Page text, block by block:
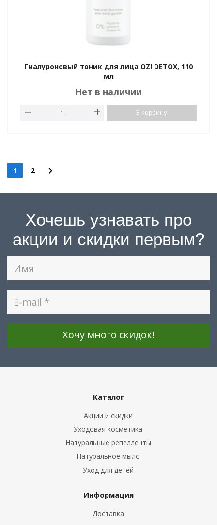
Гиалуроновый тоник для лица OZ! DETOX, 110
мл
Нет в наличии
В корзину
1 2
Хочешь узнавать про
акции и скидки первым?
Каталог
Акции и скидки
Уходовая косметика
Натуральные репелленты
Натуральное мыло
Уход для детей
Информация
Доставка